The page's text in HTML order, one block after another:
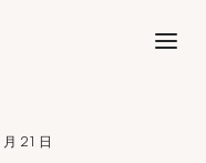
de Crédit Municipal
21 日